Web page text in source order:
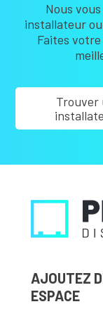
Nous
installateur
Faites
Trouver
AJOUTEZ
ESPACE